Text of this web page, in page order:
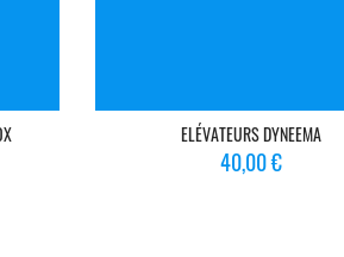
ELÉVATEURS DYNEEMA
Prix
40,00 €